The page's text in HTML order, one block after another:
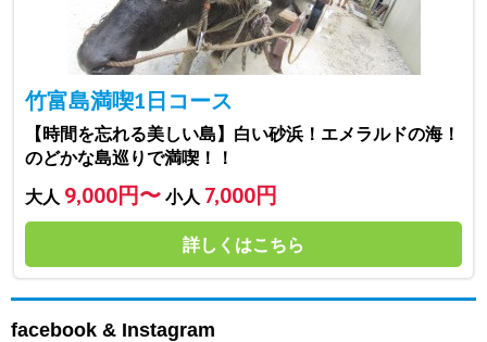
竹富島満喫1日コース
【時間を忘れる美しい島】白い砂浜！エメラルドの海！
のどかな島巡りで満喫！！
大人 9,000円〜 小人 7,000円
詳しくはこちら
facebook & Instagram